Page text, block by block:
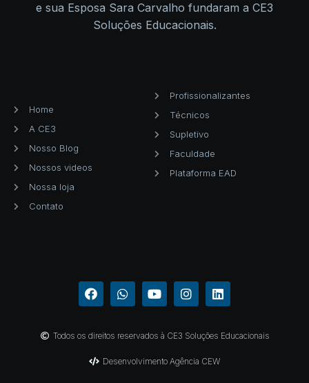
e sua Esposa Sara Carvalho fundaram a CE3
Soluções Educacionais.
Home
A CE3
Nosso Blog
Nossos videos
Nossa loja
Contato
Profissionalizantes
Técnicos
Supletivo
Faculdade
Plataforma EAD
Todos os direitos reservados à CE3 Soluções Educacionais
Desenvolvimento Agência CEW